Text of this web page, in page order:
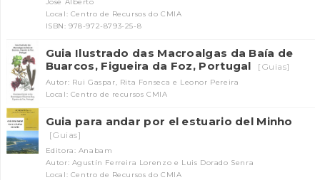
Local: Centro de Recursos do CMIA
ISBN: 978-972-8793-25-8
Guia Ilustrado das Macroalgas da Baía de
Buarcos, Figueira da Foz, Portugal
[Guias]
Autor: Rui Gaspar, Rita Fonseca e Leonor Pereira
Local: Centro de recursos CMIA
Guia para andar por el estuario del Minho
[Guias]
Editora: Anabam
Autor: Agustín Ferreira Lorenzo e Luis Dorado Senra
Local: Centro de Recursos do CMIA